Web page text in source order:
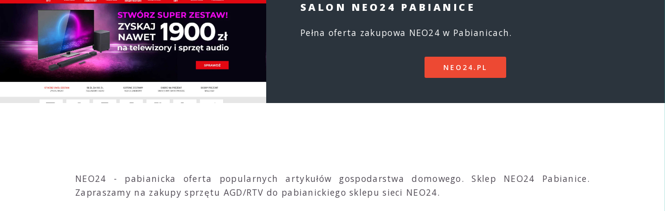
SALON NEO24 PABIANICE
Pełna oferta zakupowa NEO24 w Pabianicach.
NEO24.PL
NEO24 - pabianicka oferta popularnych artykułów gospodarstwa domowego. Sklep NEO24 Pabianice.
Zapraszamy na zakupy sprzętu AGD/RTV do pabianickiego sklepu sieci NEO24.